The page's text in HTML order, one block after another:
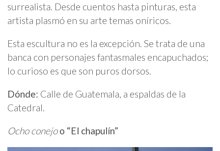
surrealista. Desde cuentos hasta pinturas, esta
artista plasmó en su arte temas oníricos.
Esta escultura no es la excepción. Se trata de una
banca con personajes fantasmales encapuchados;
lo curioso es que son puros dorsos.
Dónde: Calle de Guatemala, a espaldas de la
Catedral.
Ocho conejoo “El chapulín”